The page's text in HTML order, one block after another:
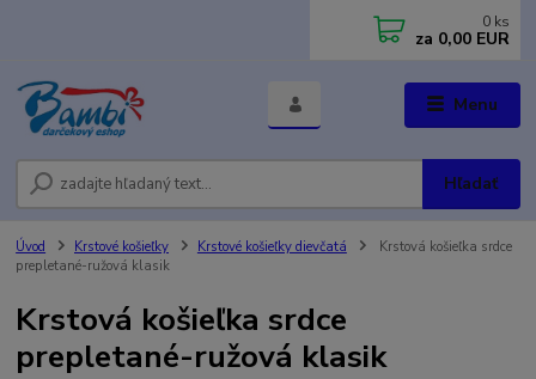
Menu
Hľadať
0 ks
za 0,00 EUR
Úvod Krstové košieľky Krstové košieľky dievčatá
Krstová košieľka srdce
prepletané-ružová klasik
Krstová košieľka srdce
prepletané-ružová klasik